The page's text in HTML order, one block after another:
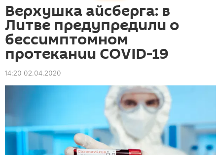
Верхушка айсберга: в
Литве предупредили о
бессимптомном
протекании COVID-19
14:20 02.04.2020